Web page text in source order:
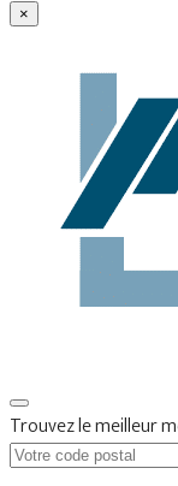
×
Trouvez le meilleur